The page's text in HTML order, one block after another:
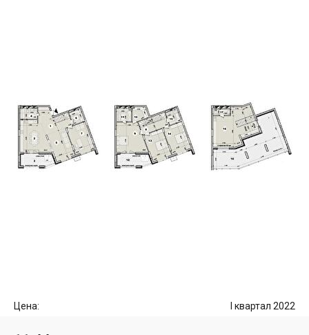
Цена: I квартал 2022